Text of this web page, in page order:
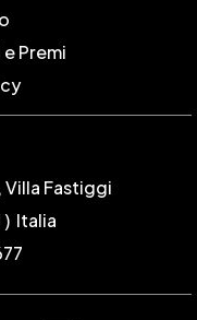
Premi
Villa Fastiggi
) Italia